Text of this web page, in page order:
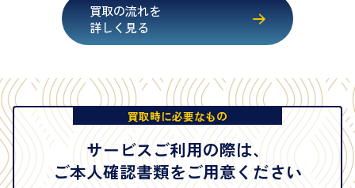
買取の流れを
詳しく見る
買取時に必要なもの
サービスご利用の際は、
ご本人確認書類をご用意ください